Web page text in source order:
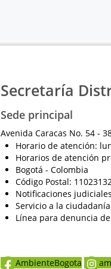
Secretaría
Sede principal
Avenida Caracas No. 54 -
Horario de atención:
Horarios de atención
Bogotá - Colombia
Código Postal:
Notificaciones
Servicio a la
Línea para denuncia
AmbienteBogota